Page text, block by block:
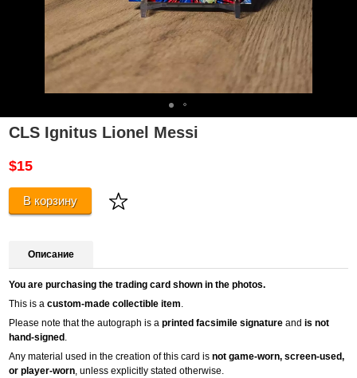
CLS Ignitus Lionel Messi
$15
В корзину
Описание
You are purchasing the trading card shown in the photos.
This is acustom-made collectible item.
Please note that the autograph is aprinted facsimile signature andis not
hand-signed .
Any material used in the creation of this card isnot game-worn, screen-used,
or player-worn, unless explicitly stated otherwise.